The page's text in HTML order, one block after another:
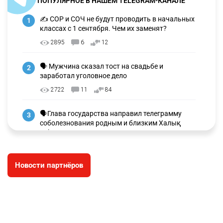
1
✍️ СОР и СОЧ не будут проводить в начальных
классах с 1 сентября. Чем их заменят?
2895 6 12
2
🗣 Мужчина сказал тост на свадьбе и
заработал уголовное дело
2722 11 84
3
🗣Глава государства направил телеграмму
соболезнования родным и близким Халық
қаһарманы Ивана Гапича
🇫🇷 Клуб ПСЖ объявил об открытии своей
футбольной академии в Астане
Новости партнёров